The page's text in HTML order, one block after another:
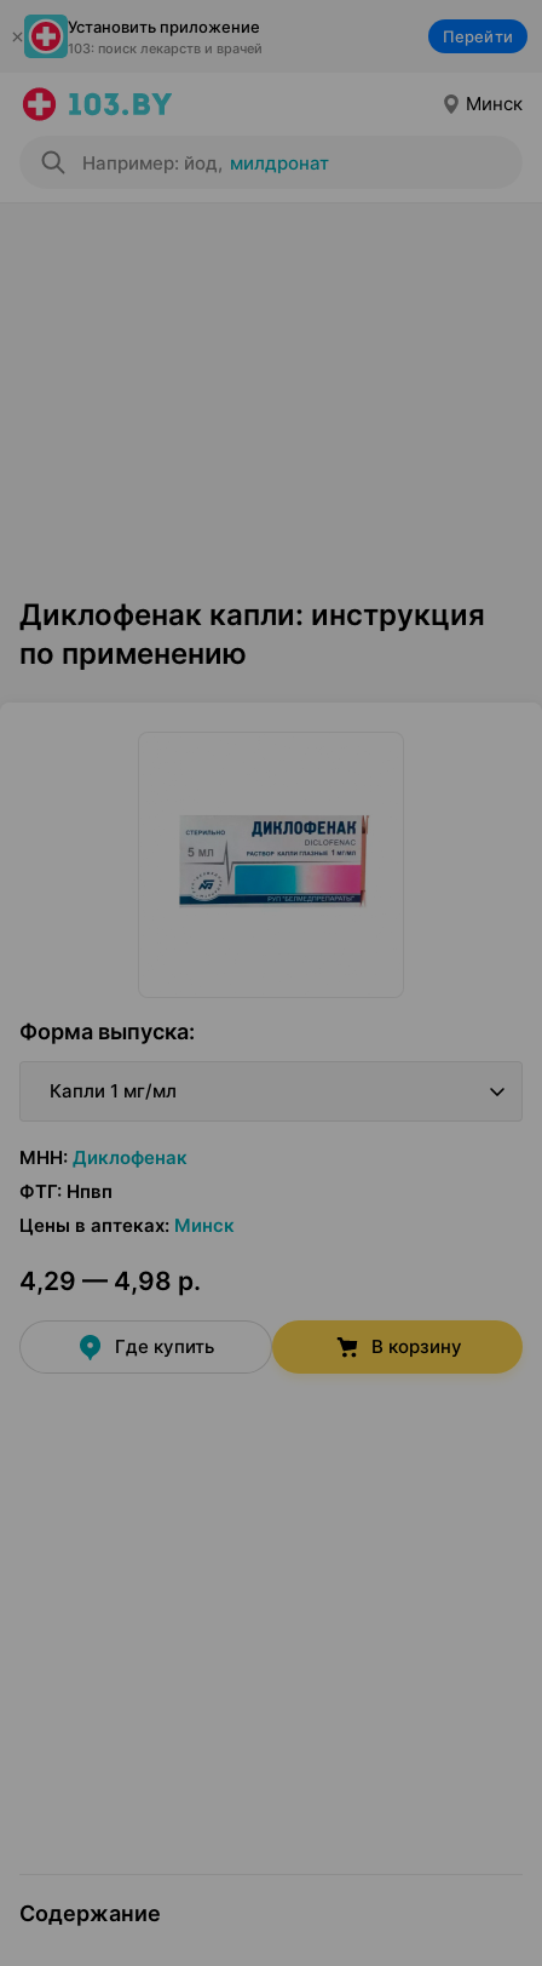
Установить приложение
103: поиск лекарств и врачей
Перейти
Минск
Например: йод, милдронат
Диклофенак капли: инструкция
по применению
Форма выпуска:
Капли 1 мг/мл
МНН: Диклофенак
ФТГ: Нпвп
Цены в аптеках: Минск
4,29 — 4,98 р.
Где купить В корзину
Содержание